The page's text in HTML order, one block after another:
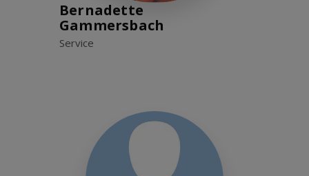
Bernadette
Gammersbach
Service